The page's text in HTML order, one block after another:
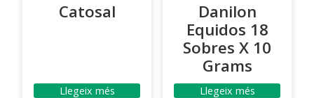
Catosal
Llegeix més
Danilon
Equidos 18
Sobres X 10
Grams
Llegeix més